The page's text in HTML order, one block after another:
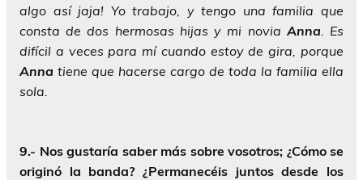
algo así jaja! Yo trabajo, y tengo una familia que
consta de dos hermosas hijas y mi novia Anna . Es
difícil a veces para mí cuando estoy de gira, porque
Anna tiene que hacerse cargo de toda la familia ella
sola.
9.- Nos gustaría saber más sobre vosotros; ¿Cómo se
originó la banda? ¿Permanecéis juntos desde los